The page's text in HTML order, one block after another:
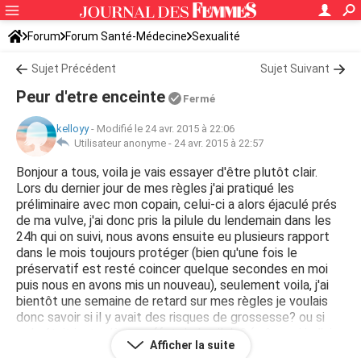
Forum Forum Santé-Médecine Sexualité
Sujet Précédent Sujet Suivant
Peur d'etre enceinte Fermé
kelloyy- Modifié le 24 avr. 2015 à 22:06
Utilisateur anonyme - 24 avr. 2015 à 22:57
Bonjour a tous, voila je vais essayer d'être plutôt clair.
Lors du dernier jour de mes règles j'ai pratiqué les
préliminaire avec mon copain, celui-ci a alors éjaculé prés
de ma vulve, j'ai donc pris la pilule du lendemain dans les
24h qui on suivi, nous avons ensuite eu plusieurs rapport
dans le mois toujours protéger (bien qu'une fois le
préservatif est resté coincer quelque secondes en moi
puis nous en avons mis un nouveau), seulement voila, j'ai
bientôt une semaine de retard sur mes règles je voulais
donc savoir si il y avait des risques de grossesse? ou si
cela était juste dû aux effet de la pilule? (même si je l'ai
prise il y'a quelques semaines), je compte faire un test de
Afficher la suite